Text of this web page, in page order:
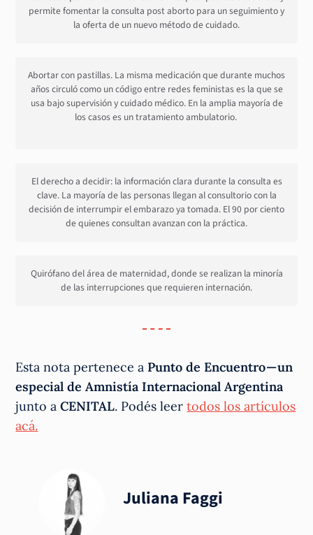
permite fomentar la consulta post aborto para un seguimiento y
la oferta de un nuevo método de cuidado.
Abortar con pastillas. La misma medicación que durante muchos
años circuló como un código entre redes feministas es la que se
usa bajo supervisión y cuidado médico. En la amplia mayoría de
los casos es un tratamiento ambulatorio.
El derecho a decidir: la información clara durante la consulta es
clave. La mayoría de las personas llegan al consultorio con la
decisión de interrumpir el embarazo ya tomada. El 90 por ciento
de quienes consultan avanzan con la práctica.
Quirófano del área de maternidad, donde se realizan la minoría
de las interrupciones que requieren internación.
Esta nota pertenece a Punto de Encuentro — un
especial de Amnistía Internacional Argentina
junto a CENITAL. Podés leertodos los artículos
acá.
Juliana Faggi